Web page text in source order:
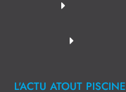
L'ACTU ATOUT PISCINE